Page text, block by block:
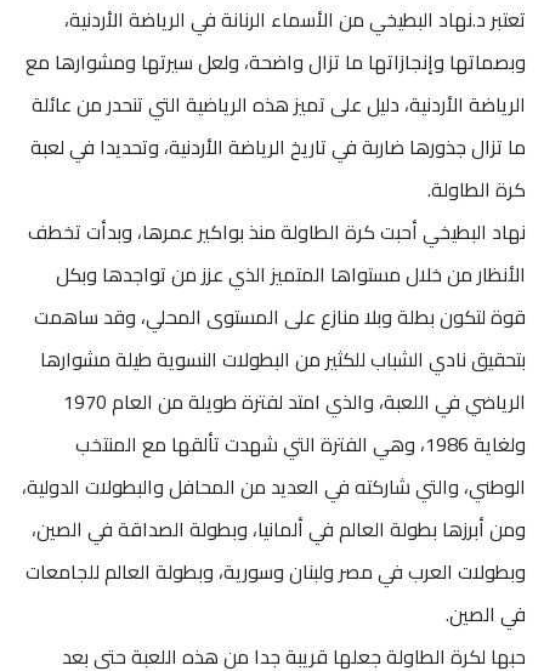
تعتبر د.نهاد البطيخي من الأسماء الرنانة في الرياضة الأردنية،
وبصماتها وإنجازاتها ما تزال واضحة، ولعل سيرتها ومشوارها مع
الرياضة الأردنية، دليل على تميز هذه الرياضية التي تنحدر من عائلة
ما تزال جذورها ضاربة في تاريخ الرياضة الأردنية، وتحديدا في لعبة
كرة الطاولة.
نهاد البطيخي أحبت كرة الطاولة منذ بواكير عمرها، وبدأت تخطف
الأنظار من خلال مستواها المتميز الذي عزز من تواجدها وبكل
قوة لتكون بطلة وبلا منازع على المستوى المحلي، وقد ساهمت
بتحقيق نادي الشباب للكثير من البطولات النسوية طيلة مشوارها
الرياضي في اللعبة، والذي امتد لفترة طويلة من العام 1970
ولغاية 1986، وهي الفترة التي شهدت تألقها مع المنتخب
الوطني، والتي شاركته في العديد من المحافل والبطولات الدولية،
ومن أبرزها بطولة العالم في ألمانيا، وبطولة الصداقة في الصين،
وبطولات العرب في مصر ولبنان وسورية، وبطولة العالم للجامعات
في الصين.
حبها لكرة الطاولة جعلها قريبة جدا من هذه اللعبة حتى بعد